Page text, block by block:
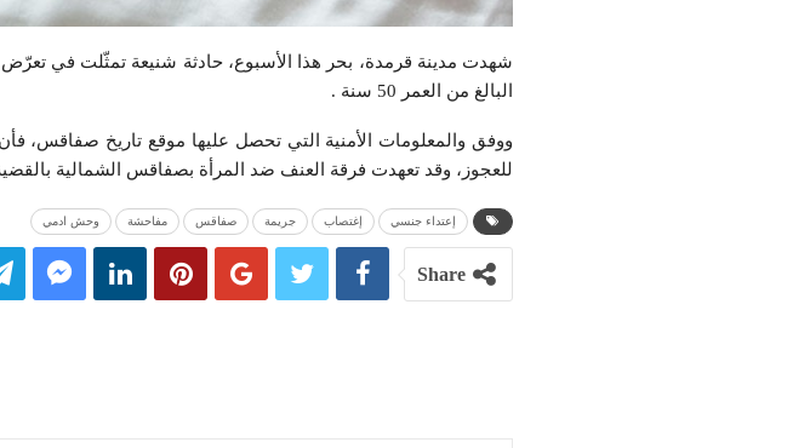
البالغ من العمر 50 سنة .
ووفق والمعلومات الأمنية التي تحصل عليها موقع تاريخ صفاقس،
للعجوز، وقد تعهدت فرقة العنف ضد المرأة بصفاقس الشمالية
إعتداء جنسي إغتصاب جريمة صفاقس مفاحشة وحش ادمي
Share